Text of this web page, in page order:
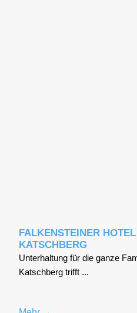
FALKENSTEINER
KATSCHBERG
Unter­hal­tung für die gan­ze
Katsch­berg trifft ...